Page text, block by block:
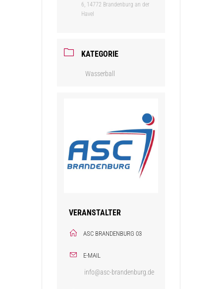
6, 14772 Brandenburg an der
Havel
KATEGORIE
Wasserball
VERANSTALTER
ASC BRANDENBURG 03
E-MAIL
info@asc-brandenburg.de